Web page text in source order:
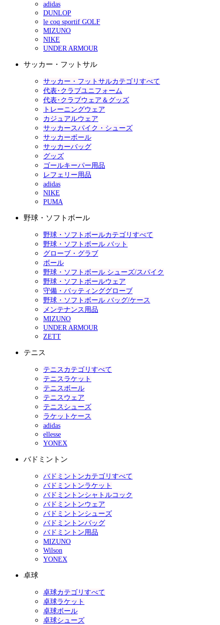
adidas
DUNLOP
le coq sportif GOLF
MIZUNO
NIKE
UNDER ARMOUR
サッカー・フットサル
サッカー・フットサルカテゴリすべて
代表･クラブユニフォーム
代表･クラブウェア＆グッズ
トレーニングウェア
カジュアルウェア
サッカースパイク・シューズ
サッカーボール
サッカーバッグ
グッズ
ゴールキーパー用品
レフェリー用品
adidas
NIKE
PUMA
野球・ソフトボール
野球・ソフトボールカテゴリすべて
野球・ソフトボール バット
グローブ・グラブ
ボール
野球・ソフトボール シューズ/スパイク
野球・ソフトボールウェア
守備・バッティンググローブ
野球・ソフトボール バッグ/ケース
メンテナンス用品
MIZUNO
UNDER ARMOUR
ZETT
テニス
テニスカテゴリすべて
テニスラケット
テニスボール
テニスウェア
テニスシューズ
ラケットケース
adidas
ellesse
YONEX
バドミントン
バドミントンカテゴリすべて
バドミントンラケット
バドミントンシャトルコック
バドミントンウェア
バドミントンシューズ
バドミントンバッグ
バドミントン用品
MIZUNO
Wilson
YONEX
卓球
卓球カテゴリすべて
卓球ラケット
卓球ボール
卓球シューズ